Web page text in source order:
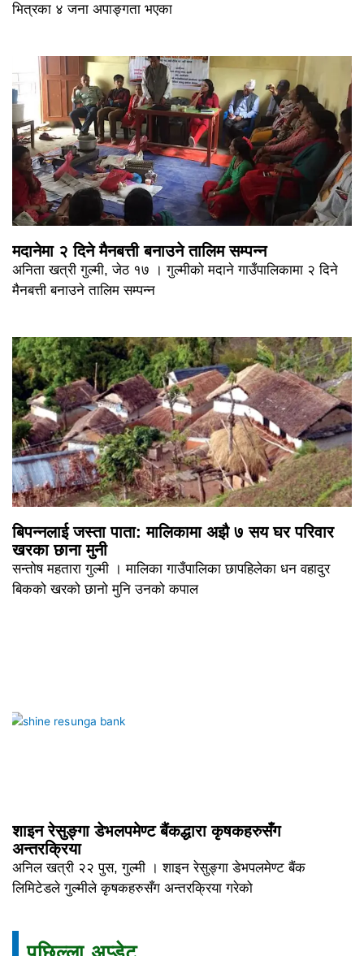
भित्रका ४ जना अपाङ्गता भएका
मदानेमा २ दिने मैनबत्ती बनाउने तालिम सम्पन्न
अनिता खत्री गुल्मी, जेठ १७ । गुल्मीको मदाने गाउँपालिकामा २ दिने
मैनबत्ती बनाउने तालिम सम्पन्न
बिपन्नलाई जस्ता पाता: मालिकामा अझै ७ सय घर परिवार
खरका छाना मुनी
सन्तोष महतारा गुल्मी । मालिका गाउँपालिका छापहिलेका धन वहादुर
बिकको खरको छानो मुनि उनको कपाल
शाइन रेसुङ्गा डेभलपमेण्ट बैंकद्धारा कृषकहरुसँग
अन्तरक्रिया
अनिल खत्री २२ पुस, गुल्मी । शाइन रेसुङ्गा डेभपलमेण्ट बैंक
लिमिटेडले गुल्मीले कृषकहरुसँग अन्तरक्रिया गरेको